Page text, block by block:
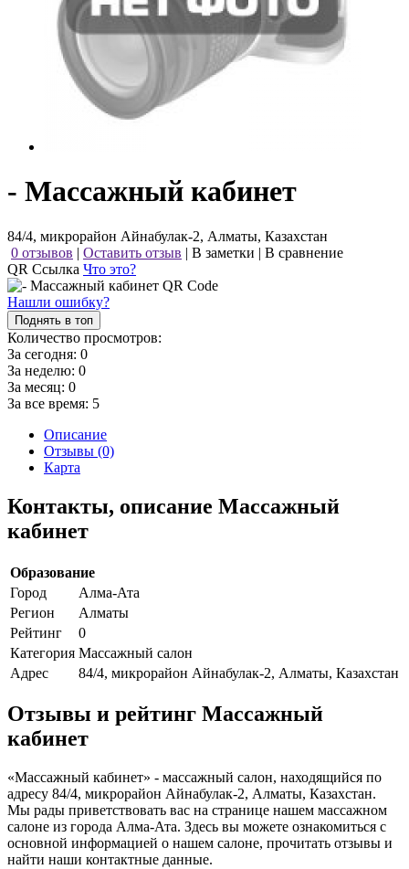
- Массажный кабинет
84/4, микрорайон Айнабулак-2, Алматы, Казахстан
0 отзывов | Оставить отзыв | В заметки | В сравнение
QR Ссылка Что это?
Нашли ошибку?
Поднять в топ
Количество просмотров:
За сегодня: 0
За неделю: 0
За месяц: 0
За все время: 5
Описание
Отзывы (0)
Карта
Контакты, описание Массажный
кабинет
Образование
Город
Алма-Ата
Регион
Алматы
Рейтинг
0
Категория Массажный салон
Адрес
84/4, микрорайон Айнабулак-2, Алматы, Казахстан
Отзывы и рейтинг Массажный
кабинет
«Массажный кабинет» - массажный салон, находящийся по
адресу 84/4, микрорайон Айнабулак-2, Алматы, Казахстан.
Мы рады приветствовать вас на странице нашем массажном
салоне из города Алма-Ата. Здесь вы можете ознакомиться с
основной информацией о нашем салоне, прочитать отзывы и
найти наши контактные данные.